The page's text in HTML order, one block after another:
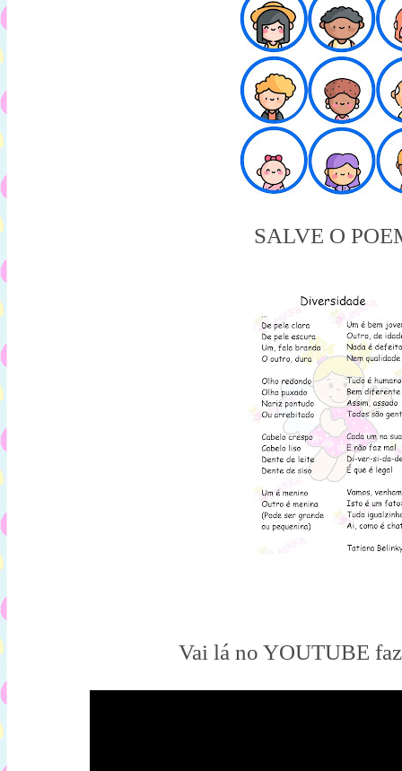
SALVE O
Vai lá no YOUTUBE